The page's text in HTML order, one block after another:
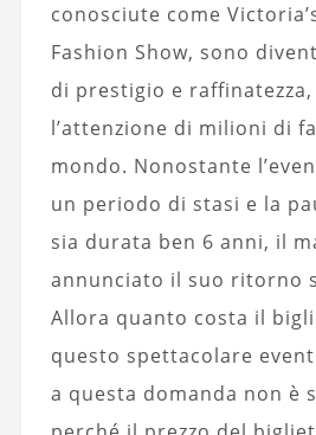
conosciute come
Fashion Show, sono
di prestigio e
l’attenzione di milioni di
mondo. Nonostante
un periodo di stasi e la
sia durata ben 6 anni, il
annunciato il suo ritorno
Allora quanto costa il
questo spettacolare
a questa domanda non è